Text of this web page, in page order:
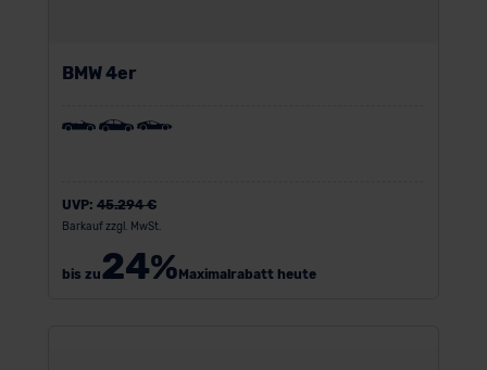
BMW 4er
UVP: 45.294 €
Barkauf zzgl. MwSt.
bis zu24% Maximalrabatt heute